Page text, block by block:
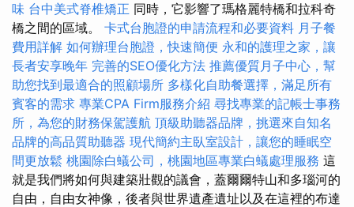
味 台中美式脊椎矯正 同時，它影響了瑪格麗特橋和拉科奇
橋之間的區域。 卡式台胞證的申請流程和必要資料 月子餐
費用詳解 如何辦理台胞證，快速簡便 永和的護理之家，讓
長者安享晚年 完善的SEO優化方法 推薦優質月子中心，幫
助您找到最適合的照顧場所 多樣化自助餐選擇，滿足所有
賓客的需求 專業CPA Firm服務介紹 尋找專業的記帳士事務
所，為您的財務保駕護航 頂級助聽器品牌，挑選來自知名
品牌的高品質助聽器 現代簡約主臥室設計，讓您的睡眠空
間更放鬆 桃園除白蟻公司，桃園地區專業白蟻處理服務 這
就是我們將如何與建築壯觀的議會，蓋爾爾特山和多瑙河的
自由，自由女神像，後者與世界遺產遺址以及在這裡的布達